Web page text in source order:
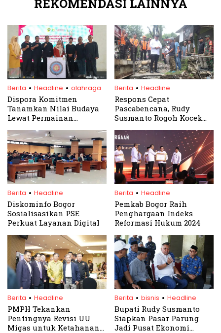
REKOMENDASI LAINNYA
Berita . Headline . olahraga
Dispora Komitmen
Tanamkan Nilai Budaya
Lewat Permainan
Berita . Headline
Respons Cepat
Pascabencana, Rudy
Susmanto Rogoh Kocek
Jembatan Cipicung
Berita . Headline
Diskominfo Bogor
Sosialisasikan PSE
Perkuat Layanan Digital
Berita . Headline
Pemkab Bogor Raih
Penghargaan Indeks
Reformasi Hukum 2024
Berita . Headline
PMPH Tekankan
Pentingnya Revisi UU
Migas untuk Ketahanan
Berita . bisnis . Headline
Bupati Rudy Susmanto
Siapkan Pasar Parung
Jadi Pusat Ekonomi